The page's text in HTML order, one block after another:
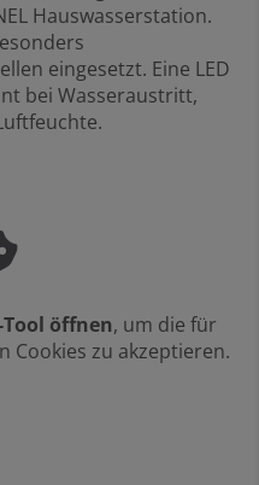
Hauswasserstation.
eingesetzt. Eine LED
bei Wasseraustritt,
öffnen, um die für
Cookies zu akzeptieren.